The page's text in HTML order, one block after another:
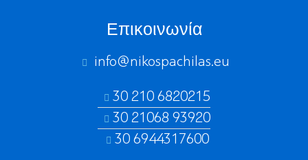
Επικοινωνία
info@nikospachilas.eu​
30 210 6820215
30 21068 93920
30 6944317600